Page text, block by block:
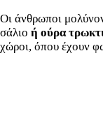
Οι άνθρωποι
σάλιο ή ούρα
χώροι, όπου έχουν